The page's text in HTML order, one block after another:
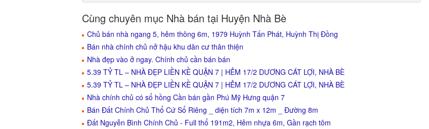
Cùng chuyên mục Nhà bán tại Huyện Nhà Bè
Chủ bán nhà ngang 5, hẻm thông 6m, 1979 Huỳnh Tấn Phát, Huỳnh Thị Đồng
Bán nhà chính chủ nở hậu khu dân cư thân thiện
Nhà đẹp vào ở ngay. Chính chủ cần bán bán
5.39 TỶ TL – NHÀ ĐẸP LIỀN KỀ QUẬN 7 | HẺM 17/2 DƯƠNG CÁT LỢI, NHÀ BÈ
5.39 TỶ TL – NHÀ ĐẸP LIỀN KỀ QUẬN 7 | HẺM 17/2 DƯƠNG CÁT LỢI, NHÀ BÈ
Nhà chính chủ có sổ hồng Cần bán gần Phú Mỹ Hưng quận 7
Bán Đất Chính Chủ Thổ Cứ Sổ Riêng _ diện tích 7m x 12m _ Đường 8m
Đất Nguyễn Bình Chính Chủ - Full thổ 191m2, Hẻm nhựa 6m, Gần rạch tôm